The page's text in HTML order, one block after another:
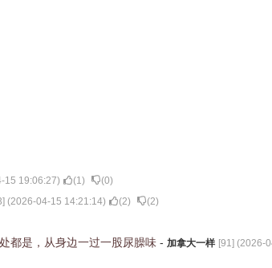
15 19:06:27) (1) (0)
] (2026-04-15 14:21:14) (2) (2)
都是，从身边一过一股尿臊味 - 加拿大一样 [91] (2026-